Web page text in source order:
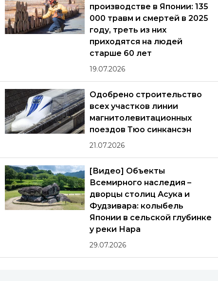
производстве в Японии: 135
000 травм и смертей в 2025
году, треть из них
приходятся на людей
старше 60 лет
19.07.2026
Одобрено строительство
всех участков линии
магнитолевитационных
поездов Тюо синкансэн
21.07.2026
[Видео] Объекты
Всемирного наследия –
дворцы столиц Асука и
Фудзивара: колыбель
Японии в сельской глубинке
у реки Нара
29.07.2026